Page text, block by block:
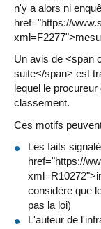
n'y a alors ni
href="https://
Un avis de <span
suite</span> est
lequel le
classement.
Ces motifs
Les faits
href="https://
considère que
pas la loi)
L'auteur de